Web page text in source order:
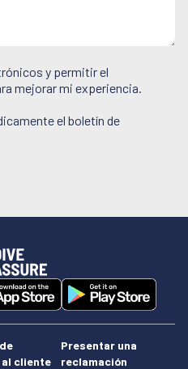
y permitir el
mejorar mi experiencia.
el boletín de
cliente
Presentar una
reclamación